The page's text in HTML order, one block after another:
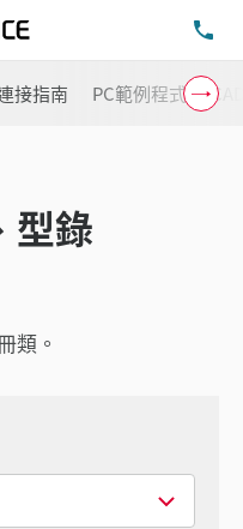
接指南 PC範例程式
型錄
類。